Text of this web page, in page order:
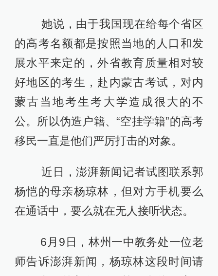
她说，由于我国现在给每个省区
的高考名额都是按照当地的人口和发
展水平来定的，外省教育质量相对较
好地区的考生，赴内蒙古考试，对内
蒙古当地考生考大学造成很大的不
公。所以伪造户籍、“空挂学籍”的高考
移民一直是他们严厉打击的对象。
近日，澎湃新闻记者试图联系郭
杨恺的母亲杨琼林，但对方手机要么
在通话中，要么就在无人接听状态。
6月9日，林州一中教务处一位老
师告诉澎湃新闻，杨琼林这段时间请